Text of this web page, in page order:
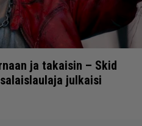
ja takaisin – Skid
julkaisi